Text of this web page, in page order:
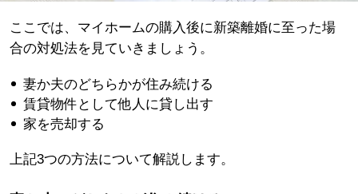
ここでは、マイホームの購入後に新築離婚に至った場
合の対処法を見ていきましょう。
妻か夫のどちらかが住み続ける
賃貸物件として他人に貸し出す
家を売却する
上記3つの方法について解説します。